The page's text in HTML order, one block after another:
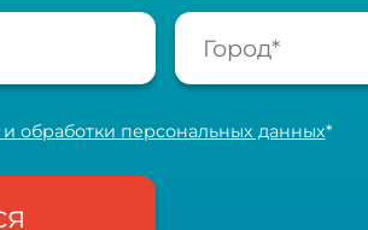
обработки персональных данных*